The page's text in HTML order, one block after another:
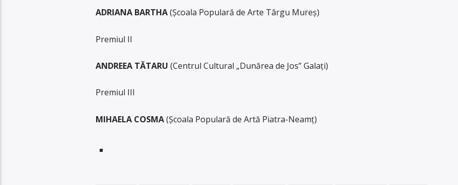
ADRIANA BARTHA(Şcoala Populară de Arte Târgu Mureș)
Premiul II
ANDREEA TĂTARU (Centrul Cultural „Dunărea de Jos” Galați)
Premiul III
MIHAELA COSMA(Şcoala Populară de Artă Piatra-Neamț)